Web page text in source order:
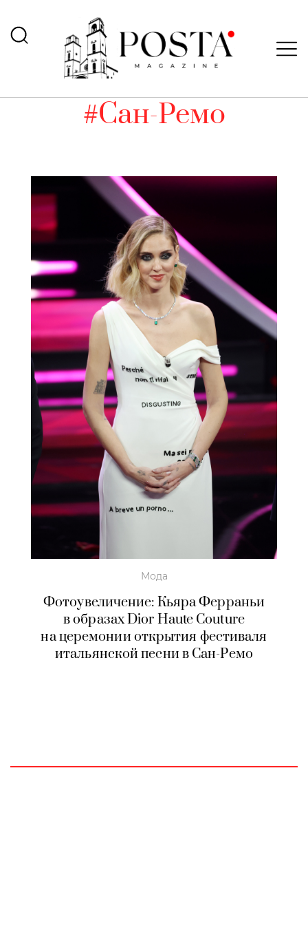
#Сан-Ремо
Мода
Фотоувеличение: Кьяра Ферраньи
в образах Dior Haute Couture
на церемонии открытия фестиваля
итальянской песни в Сан-Ремо